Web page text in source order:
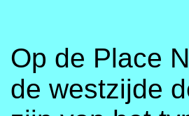
Op de Place
de westzijde